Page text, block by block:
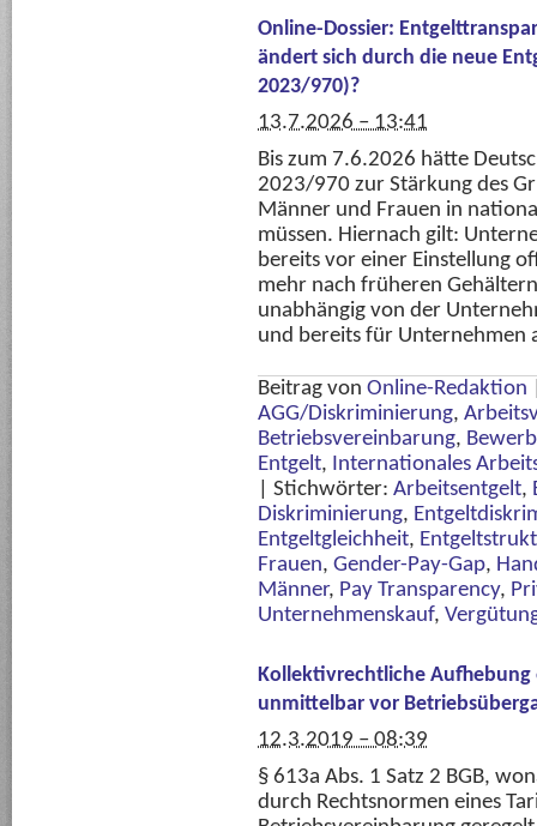
Online-Dossier:
ändert sich durch die neue
2023/970)?
13.7.2026 – 13:41
Bis zum 7.6.2026 hätte
2023/970 zur Stärkung des
Männer und Frauen in
müssen. Hiernach gilt:
bereits vor einer Einstellung
mehr nach früheren
unabhängig von der
und bereits für Unternehmen
Beitrag von Online-Redaktion
AGG/Diskriminierung,
Betriebsvereinbarung,
Entgelt, Internationales
Stichwörter: Arbeitsentgelt,
Diskriminierung,
Entgeltgleichheit,
Frauen, Gender-Pay-Gap,
Männer, Pay Transparency,
Unternehmenskauf,
Kollektivrechtliche
unmittelbar vor
12.3.2019 – 08:39
§ 613a Abs. 1 Satz 2 BGB,
durch Rechtsnormen eines